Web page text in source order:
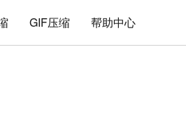
GIF压缩 帮助中心